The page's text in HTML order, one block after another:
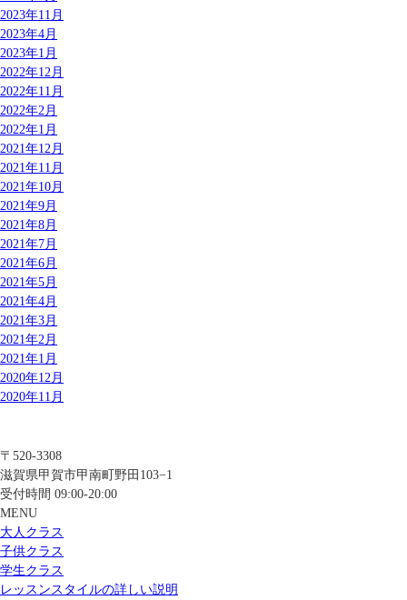
2023年11月
2023年4月
2023年1月
2022年12月
2022年11月
2022年2月
2022年1月
2021年12月
2021年11月
2021年10月
2021年9月
2021年8月
2021年7月
2021年6月
2021年5月
2021年4月
2021年3月
2021年2月
2021年1月
2020年12月
2020年11月
〒520-3308
滋賀県甲賀市甲南町野田103−1
受付時間 09:00-20:00
MENU
大人クラス
子供クラス
学生クラス
レッスンスタイルの詳しい説明